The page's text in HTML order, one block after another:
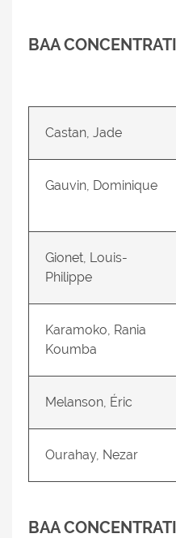
BAA
Castan, Jade
Gauvin, Dominique
Gionet, Louis-
Philippe
Karamoko, Rania
Koumba
Melanson, Éric
Ourahay, Nezar
BAA